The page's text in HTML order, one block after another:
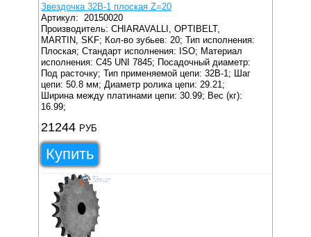
Звездочка 32B-1 плоская Z=20
Артикул: 20150020
Производитель: CHIARAVALLI, OPTIBELT,
MARTIN, SKF; Кол-во зубьев: 20; Тип исполнения:
Плоская; Стандарт исполнения: ISO; Материал
исполнения: C45 UNI 7845; Посадочный диаметр:
Под расточку; Тип применяемой цепи: 32B-1;
Шаг
цепи: 50.8 мм; Диаметр ролика цепи: 29.21;
Ширина между платинами цепи: 30.99; Вес (кг):
16.99;
21244 РУБ
Купить